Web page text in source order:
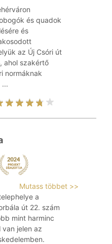
és quadok
és
az Új Csóri út
ahol szakértő
normáknak
...
Mutass többet >>
a
út 22. szám
mint harminc
jelen az